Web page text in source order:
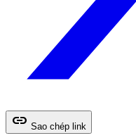
link Sao chép link